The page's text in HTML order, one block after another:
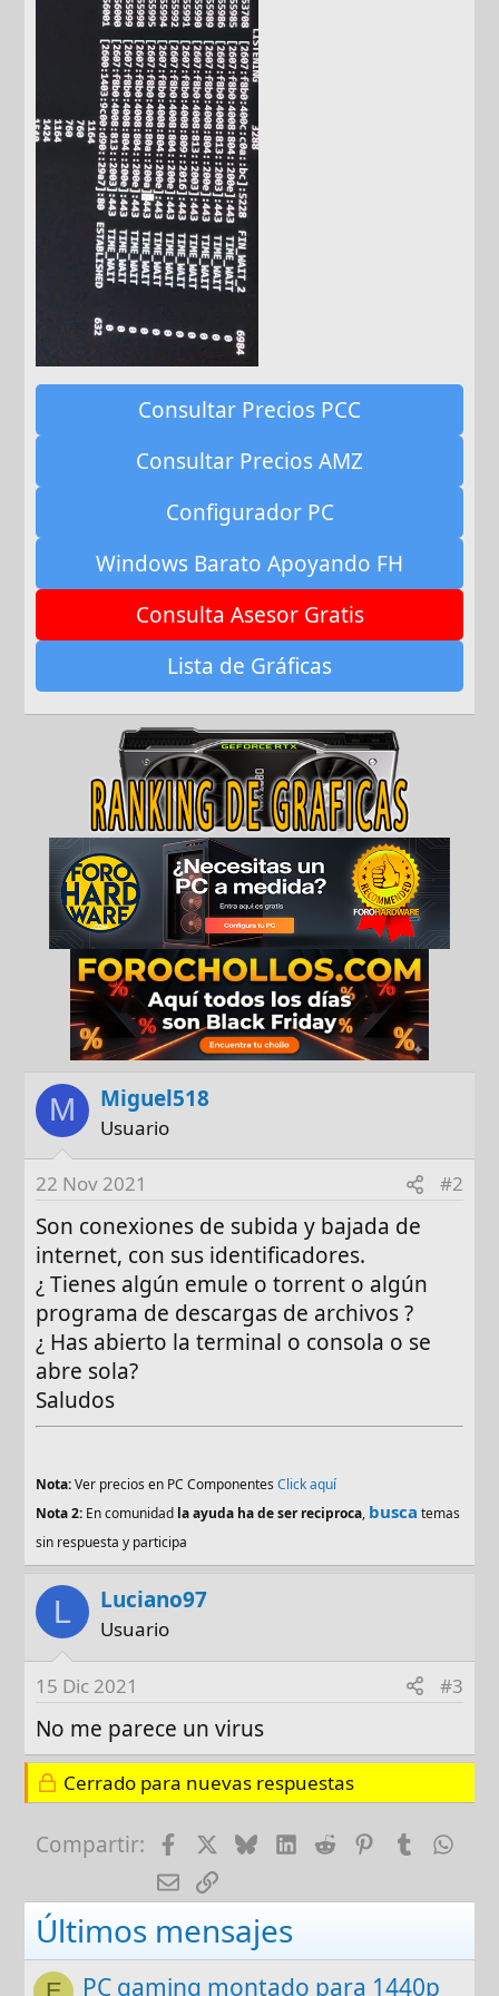
Consultar Precios PCC
Consultar Precios AMZ
Configurador PC
Windows Barato Apoyando FH
Consulta Asesor Gratis
Lista de Gráficas
M Miguel518
Usuario
22 Nov 2021 #2
Son conexiones de subida y bajada de
internet, con sus identificadores.
¿ Tienes algún emule o torrent o algún
programa de descargas de archivos ?
¿ Has abierto la terminal o consola o se
abre sola?
Saludos
Nota:Ver precios en PC ComponentesClick aquí
Nota 2: En comunidad la ayuda ha de ser reciproca, busca temas
sin respuesta y participa
L Luciano97
Usuario
15 Dic 2021 #3
No me parece un virus
Cerrado para nuevas respuestas
Compartir: FacebookBlueskyLinkedIn
RedditPinterest
Tumblr
E-mailEnlace
Últimos mensajes
PC gaming montado para 1440p